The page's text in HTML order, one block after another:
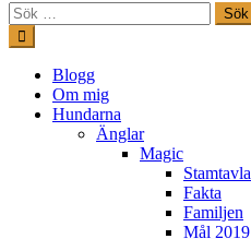
Sök
efter:
Hoppa
till
innehåll
Freestylehundar.se
Blogg
Om mig
Hundarna
Änglar
Magic
Stamtavla
Fakta
Familjen
Mål 2019